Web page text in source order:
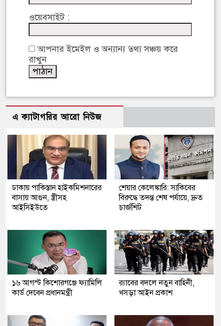
ওয়েবসাইট :
আপনার ইমেইল ও অন্যান্য তথ্য সঞ্চয় করে
রাখুন
এ ক্যাটাগরির আরো নিউজ
ঢাকায় পাকিস্তান হাইকমিশনারের
বাসায় আগুন, স্ত্রীসহ
আইসিইউতে
শেয়ার কেলেঙ্কারি: সাকিবের
বিরুদ্ধে তদন্ত শেষ পর্যায়ে, দ্রুত
চার্জশিট
১৬ আগস্ট কিশোরগঞ্জে ফ্যামিলি
কার্ড দেবেন প্রধানমন্ত্রী
র‍্যাবের বদলে নতুন বাহিনী,
খসড়া আইন প্রকাশ